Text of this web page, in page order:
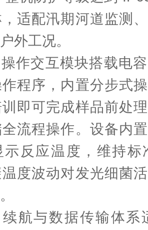
适配汛期河道监测
外工况。
交互模块搭载电容
程序，内置分步式
即可完成样品前处
流程操作。设备内
示反应温度，维持标
度波动对发光细菌
与数据传输体系